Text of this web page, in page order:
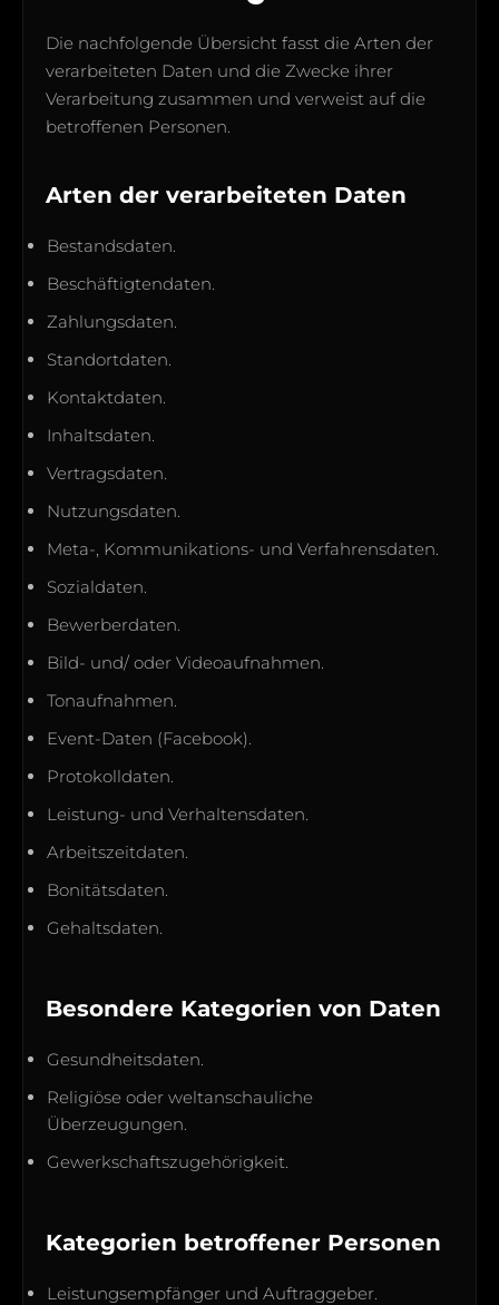
Die nachfolgende Übersicht fasst die Arten der
verarbeiteten Daten und die Zwecke ihrer
Verarbeitung zusammen und verweist auf die
betroffenen Personen.
Arten der verarbeiteten Daten
Bestandsdaten.
Beschäftigtendaten.
Zahlungsdaten.
Standortdaten.
Kontaktdaten.
Inhaltsdaten.
Vertragsdaten.
Nutzungsdaten.
Meta-, Kommunikations- und Verfahrensdaten.
Sozialdaten.
Bewerberdaten.
Bild- und/ oder Videoaufnahmen.
Tonaufnahmen.
Event-Daten (Facebook).
Protokolldaten.
Leistung- und Verhaltensdaten.
Arbeitszeitdaten.
Bonitätsdaten.
Gehaltsdaten.
Besondere Kategorien von Daten
Gesundheitsdaten.
Religiöse oder weltanschauliche
Überzeugungen.
Gewerkschaftszugehörigkeit.
Kategorien betroffener Personen
Leistungsempfänger und Auftraggeber.